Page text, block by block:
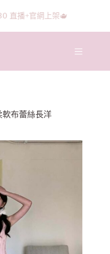
留言抽獎🧸🩰
軟布蕾絲長洋